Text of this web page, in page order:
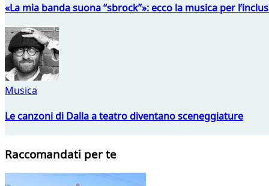
«La mia banda suona “sbrock”»: ecco la musica per
Musica
Le canzoni di Dalla a teatro diventano sceneggiature
Raccomandati per te